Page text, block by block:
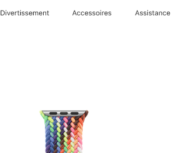
Divertissements Accessoires Assistance